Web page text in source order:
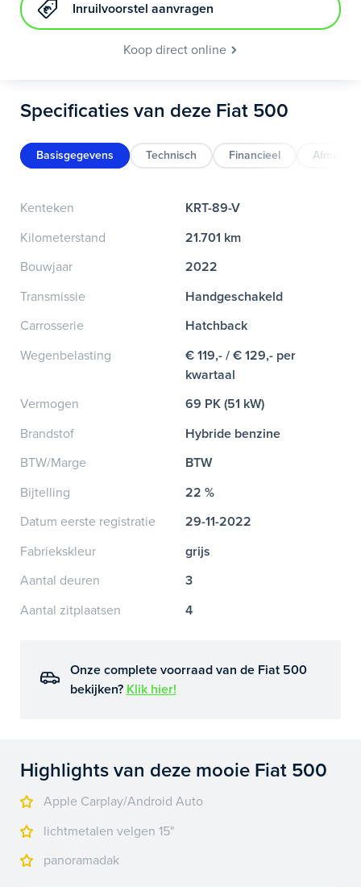
Inruilvoorstel aanvragen
Koop direct online
Specificaties van deze Fiat 500
Basisgegevens Technisch Financieel
Kenteken
KRT-89-V
Kilometerstand
21.701 km
Bouwjaar
2022
Transmissie
Handgeschakeld
Carrosserie
Hatchback
Wegenbelasting
€ 119,- / € 129,- per
kwartaal
Vermogen
69 PK (51 kW)
Brandstof
Hybride benzine
BTW/Marge
BTW
Bijtelling
22 %
Datum eerste registratie
29-11-2022
Fabriekskleur
grijs
Aantal deuren
3
Aantal zitplaatsen
4
Onze complete voorraad van de Fiat 500
bekijken? Klik hier!
Highlights van deze mooie Fiat 500
Apple Carplay/Android Auto
lichtmetalen velgen 15"
panoramadak